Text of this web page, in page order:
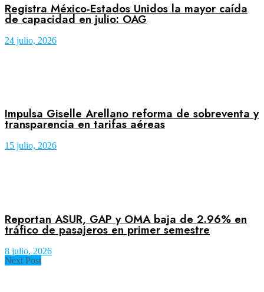
Registra México-Estados Unidos la mayor caída
de capacidad en julio: OAG
24 julio, 2026
Impulsa Giselle Arellano reforma de sobreventa y
transparencia en tarifas aéreas
15 julio, 2026
Reportan ASUR, GAP y OMA baja de 2.96% en
tráfico de pasajeros en primer semestre
8 julio, 2026
Next Post